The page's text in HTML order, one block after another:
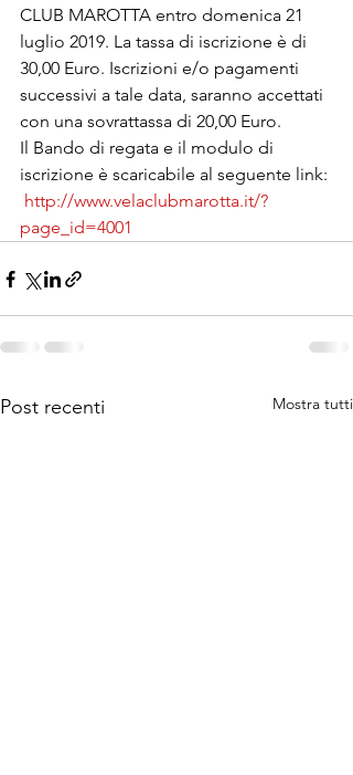
CLUB MAROTTA entro domenica 21
luglio 2019. La tassa di iscrizione è di
30,00 Euro. Iscrizioni e/o pagamenti
successivi a tale data, saranno accettati
con una sovrattassa di 20,00 Euro.
Il Bando di regata e il modulo di
iscrizione è scaricabile al seguente link:
http://www.velaclubmarotta.it/?
page_id=4001
Post recenti Mostra tutti